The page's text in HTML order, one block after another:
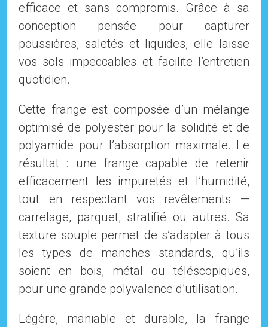
efficace et sans compromis. Grâce à sa
conception pensée pour capturer
poussières, saletés et liquides, elle laisse
vos sols impeccables et facilite l’entretien
quotidien.
Cette frange est composée d’un mélange
optimisé de polyester pour la solidité et de
polyamide pour l’absorption maximale. Le
résultat : une frange capable de retenir
efficacement les impuretés et l’humidité,
tout en respectant vos revêtements —
carrelage, parquet, stratifié ou autres. Sa
texture souple permet de s’adapter à tous
les types de manches standards, qu’ils
soient en bois, métal ou téléscopiques,
pour une grande polyvalence d’utilisation.
Légère, maniable et durable, la frange